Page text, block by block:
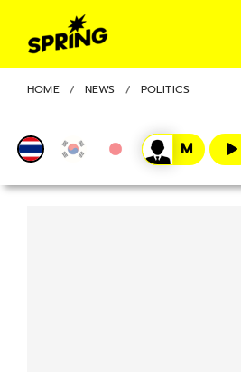
HOME NEWS POLITICS